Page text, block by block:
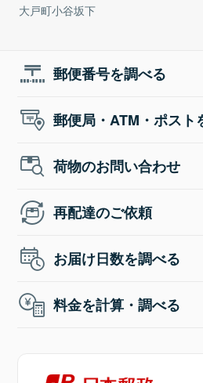
大戸町小谷坂下
郵便番号を調べる
郵便局・ATM・ポスト
荷物のお問い合わせ
再配達のご依頼
お届け日数を調べる
料金を計算・調べる